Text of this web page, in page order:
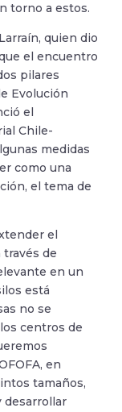
torno a estos.
quien dio
el encuentro
pilares
Evolución
el
Chile-
medidas
como una
el tema de
el
de
en un
está
no se
centros de
en
tamaños,
desarrollar